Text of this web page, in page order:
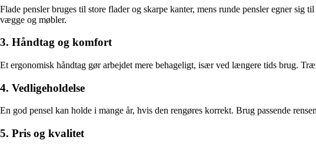
Flade pensler bruges til store flader og skarpe kanter, mens runde pensler egner
vægge og møbler.
3. Håndtag og komfort
Et ergonomisk håndtag gør arbejdet mere behageligt, især ved længere tids brug.
4. Vedligeholdelse
En god pensel kan holde i mange år, hvis den rengøres korrekt. Brug passende
5. Pris og kvalitet